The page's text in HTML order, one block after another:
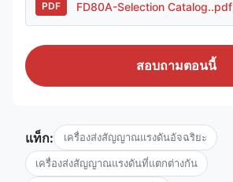
PDF FD80A-Selection Catalog..pdf
สอบถามตอนนี้
แท็ก: เครื่องส่งสัญญาณแรงดันอัจฉริยะ
เครื่องส่งสัญญาณแรงดันที่แตกต่างกัน